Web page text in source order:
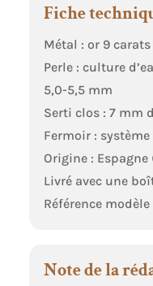
Fiche
Métal : or 9
Perle : culture
5,0-5,5 mm
Serti clos : 7 mm
Fermoir :
Origine :
Livré avec une
Référence modèle
Note de la